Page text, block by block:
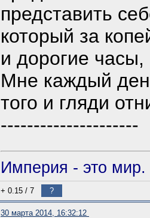
представить
который за
и дорогие часы,
Мне каждый
того и гляди
---------------------
Империя - это мир.
+ 0.15 / 7 ?
30 марта 2014, 16:32:12